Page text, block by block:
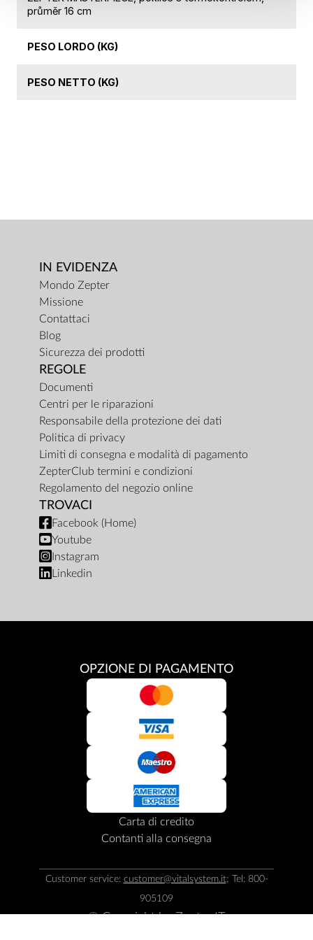
průměr 16 cm
PESO LORDO (KG)
PESO NETTO (KG)
IN EVIDENZA
Mondo Zepter
Missione
Contattaci
Blog
Sicurezza dei prodotti
REGOLE
Documenti
Centri per le riparazioni
Responsabile della protezione dei dati
Politica di privacy
Limiti di consegna e modalità di pagamento
ZepterClub termini e condizioni
Regolamento del negozio online
TROVACI
Facebook (Home)
Youtube
Instagram
Linkedin
OPZIONE DI PAGAMENTO
Carta di credito
Contanti alla consegna
Customer service: customer@vitalsystem.it; Tel: 800-
905109
© Copyright byZepter IT